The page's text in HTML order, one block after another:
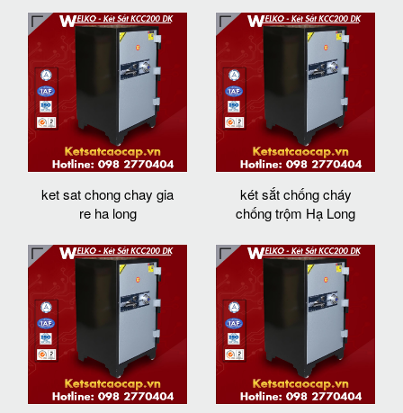
ket sat chong chay gia
re ha long
két sắt chống cháy
chống trộm Hạ Long